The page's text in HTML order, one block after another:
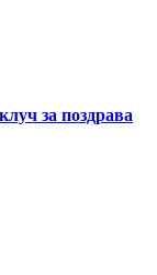
за поздрава